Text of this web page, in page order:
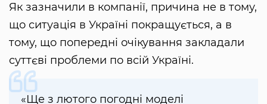
Як зазначили в компанії, причина не в тому,
що ситуація в Україні покращується, а в
тому, що попередні очікування закладали
суттєві проблеми по всій Україні.
«Ще з лютого погодні моделі